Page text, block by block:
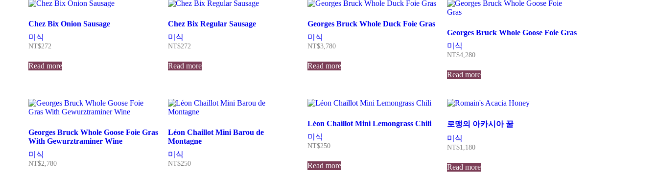
Chez Bix Onion Sausage
미식
NT$272
Read more
Chez Bix Regular Sausage
미식
NT$272
Read more
Georges Bruck Whole Duck Foie Gras
미식
NT$3,780
Read more
Georges Bruck Whole Goose Foie Gras
미식
NT$4,280
Read more
Georges Bruck Whole Goose Foie Gras
With Gewurztraminer Wine
미식
NT$2,780
Léon Chaillot Mini Barou de
Montagne
미식
NT$250
Léon Chaillot Mini Lemongrass Chili
미식
NT$250
Read more
로맹의 아카시아 꿀
미식
NT$1,180
Read more